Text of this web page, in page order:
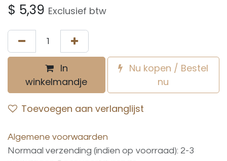
$ 5,39 Exclusief btw
In
winkelmandje
Nu kopen / Bestel
nu
Toevoegen aan verlanglijst
Algemene voorwaarden
Normaal verzending (indien op voorraad): 2-3